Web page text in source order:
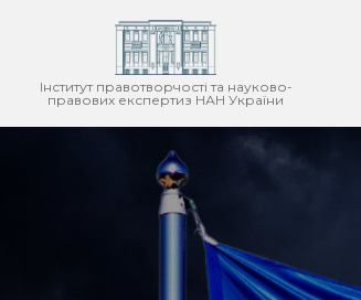
Інститут правотворчості та науково-
правових експертиз НАН України